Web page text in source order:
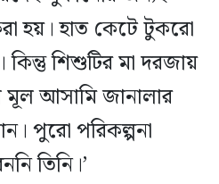
হয়। হাত কেটে টুকরো
কিন্তু শিশুটির মা দরজায়
মূল আসামি জানালার
পুরো পরিকল্পনা
তিনি।’